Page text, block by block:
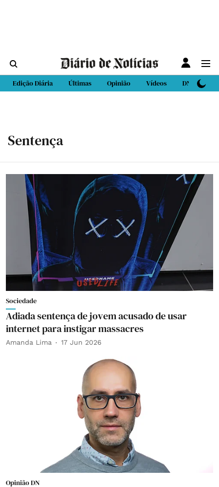
Edição Diária Últimas Opinião Vídeos DN Sport
Sentença
Sociedade
Adiada sentença de jovem acusado de usar
internet para instigar massacres
Amanda Lima 17 Jun 2026
Opinião DN